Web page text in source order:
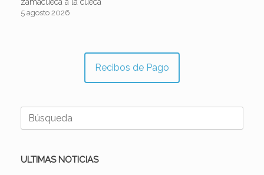
5 agosto 2026
Recibos de Pago
Buscar:
ULTIMAS NOTICIAS